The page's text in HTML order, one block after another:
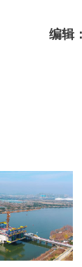
编辑：